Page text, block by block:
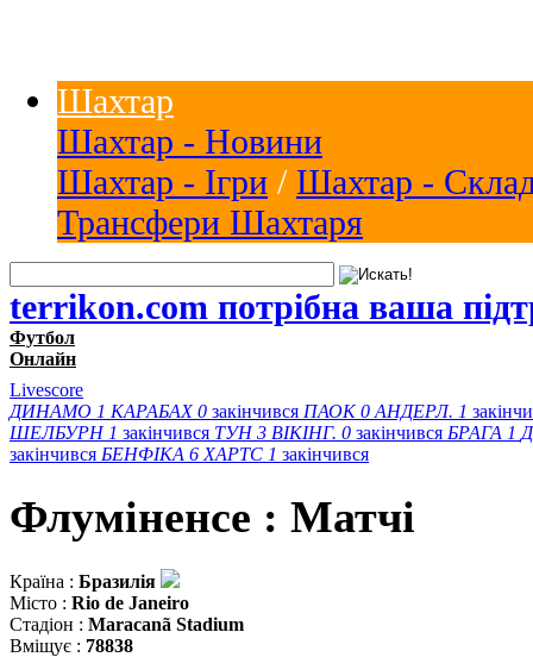
Шахтар
Шахтар - Новини
Шахтар - Ігри / Шахтар -
Трансфери Шахтаря
terrikon.com потрібна ваша
Футбол
Онлайн
Livescore
ДИНАМО 1 КАРАБАХ 0 закінчився ПАОК 0 АНДЕРЛ. 1
ШЕЛБУРН 1 закінчився ТУН 3 ВІКІНГ. 0 закінчився БРАГА 1
закінчився БЕНФІКА 6 ХАРТС 1 закінчився
Флуміненсе : Матчi
Країна : Бразилія
Місто : Rio de Janeiro
Стадіон : Maracanã Stadium
Вміщує : 78838